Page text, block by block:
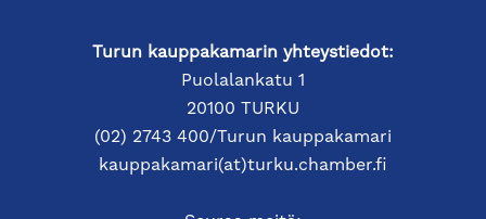
Turun kauppakamarin yhteystiedot:
Puolalankatu 1
20100 TURKU
(02) 2743 400/Turun kauppakamari
kauppakamari(at)turku.chamber.fi